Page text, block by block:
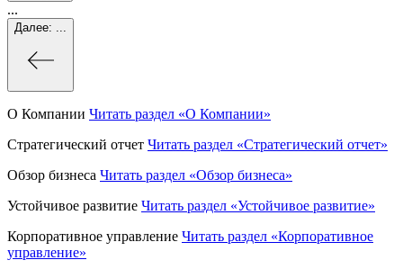
...
Далее:
О Компании Читать раздел «О Компании»
Стратегический отчет Читать раздел «Стратегический отчет»
Обзор бизнеса Читать раздел «Обзор бизнеса»
Устойчивое развитие Читать раздел «Устойчивое развитие»
Корпоративное управление Читать раздел «Корпоративное
управление»